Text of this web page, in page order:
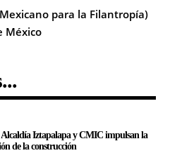
para la Filantropía)
México
Iztapalapa y CMIC impulsan la
de la construcción